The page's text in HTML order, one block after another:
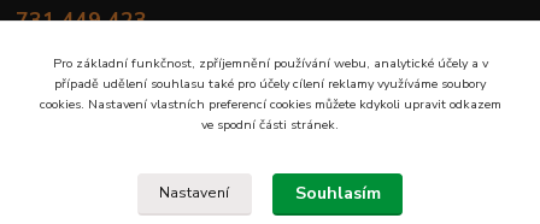
731 449 423
prodejna@dinoservis.cz
Pro základní funkčnost, zpříjemnění používání webu, analytické účely a v
případě udělení souhlasu také pro účely cílení reklamy využíváme soubory
cookies. Nastavení vlastních preferencí cookies můžete kdykoli upravit odkazem
ve spodní části stránek.
Nastavení Souhlasím